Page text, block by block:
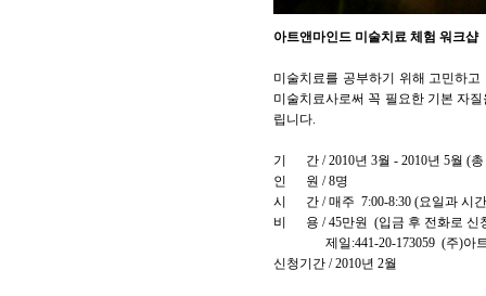
아트앤마인드 미술치료 체험 워크샵
미술치료를 공부하기 위해 고민하
미술치료사로써 꼭 필요한 기본 자
립니다.
기 간 / 2010년 3월 - 2010년 5월 (총
인 원 / 8명
시 간 / 매주 7:00-8:30 (요일과 시
비 용 / 45만원 (입금 후 전화로 신
제일:441-20-173059 (주)아
신청기간 / 2010년 2월